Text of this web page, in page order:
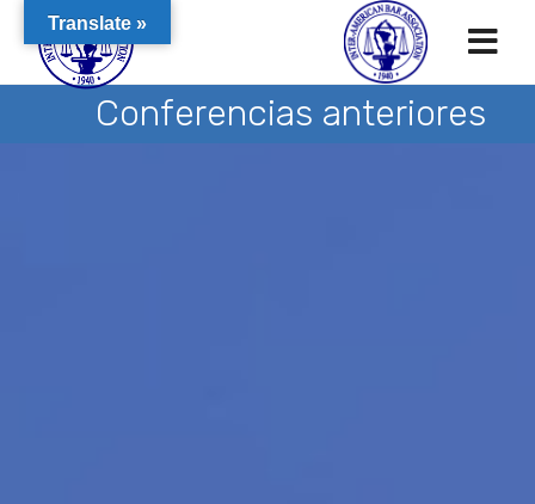
Conferencias anteriores
Translate »